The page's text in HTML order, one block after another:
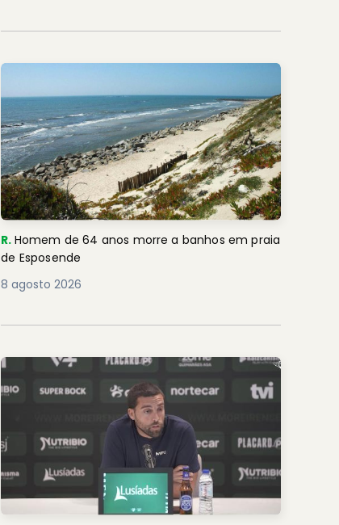
R. Homem de 64 anos morre a banhos em praia
de Esposende
8 agosto 2026